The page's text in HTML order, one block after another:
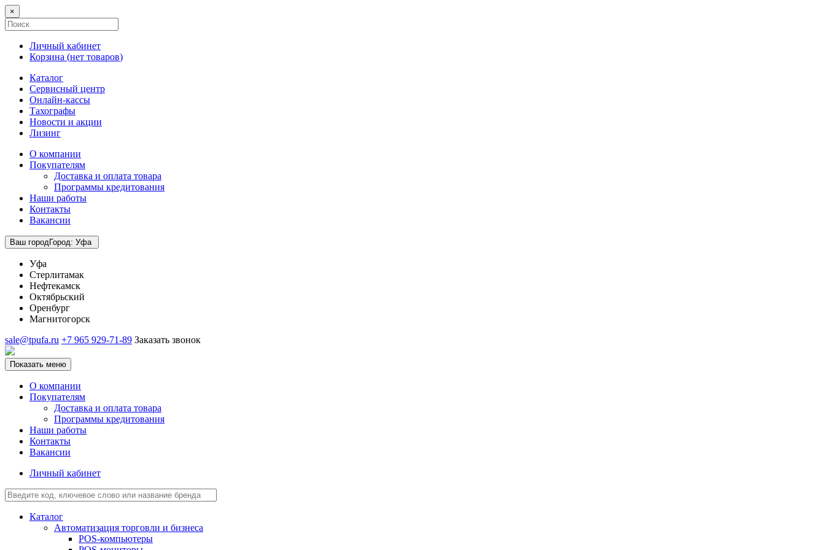
×
Личный кабинет
Корзина (нет товаров)
Каталог
Сервисный центр
Онлайн-кассы
Тахографы
Новости и акции
Лизинг
О компании
Покупателям
Доставка и оплата товара
Программы кредитования
Наши работы
Контакты
Вакансии
Ваш городГород: Уфа
Уфа
Стерлитамак
Нефтекамск
Октябрьский
Оренбург
Магнитогорск
sale@tpufa.ru +7 965 929-71-89 Заказать звонок
Показать меню
О компании
Покупателям
Доставка и оплата товара
Программы кредитования
Наши работы
Контакты
Вакансии
Личный кабинет
Каталог
Автоматизация торговли и бизнеса
POS-компьютеры